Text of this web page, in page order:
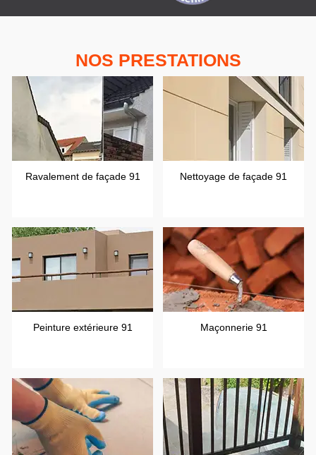
NOS PRESTATIONS
Ravalement de façade 91 Nettoyage de façade 91
Peinture extérieure 91 Maçonnerie 91